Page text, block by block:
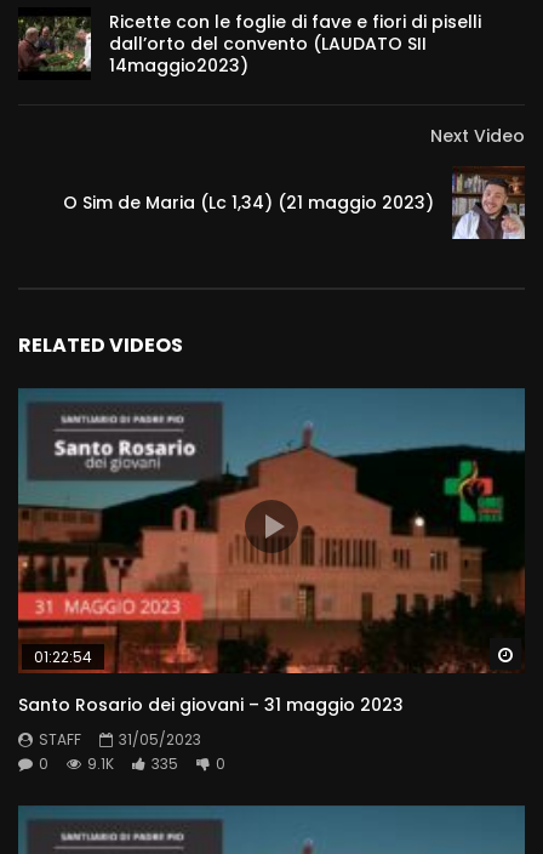
Ricette con le foglie di fave e fiori di piselli
dall’orto del convento (LAUDATO SII
14maggio2023)
Next Video
O Sim de Maria (Lc 1,34) (21 maggio 2023)
RELATED VIDEOS
01:22:54
Santo Rosario dei giovani – 31 maggio 2023
STAFF
31/05/2023
0
9.1K 335 0